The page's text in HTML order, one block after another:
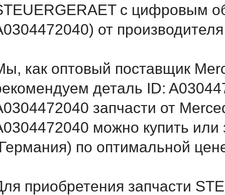
с цифровым
от
как оптовый поставщик
деталь ID:
запчасти от
можно купить или
по оптимальной
приобретения запчасти